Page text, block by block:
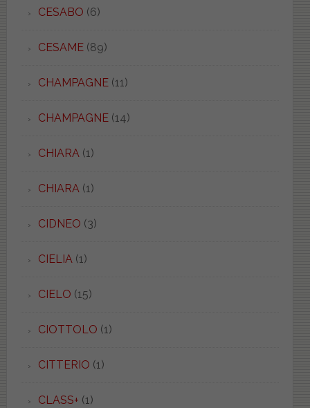
CESABO (6)
CESAME(89)
CHAMPAGNE(11)
CHAMPAGNE(14)
CHIARA(1)
CHIARA(1)
CIDNEO (3)
CIELIA(1)
CIELO (15)
CIOTTOLO (1)
CITTERIO (1)
CLASS+ (1)